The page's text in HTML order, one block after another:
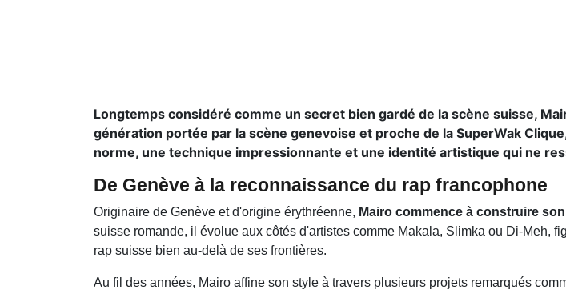
Longtemps considéré comme un secret bien gardé de la scène suisse,
génération portée par la scène genevoise et proche de la SuperWak
norme, une technique impressionnante et une identité artistique qui ne
De Genève à la reconnaissance du rap francophone
Originaire de Genève et d'origine érythréenne, Mairo commence à construire
suisse romande, il évolue aux côtés d'artistes comme Makala, Slimka ou Di-Meh,
rap suisse bien au-delà de ses frontières.
Au fil des années, Mairo affine son style à travers plusieurs projets remarqués